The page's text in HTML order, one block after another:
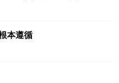
本遵循